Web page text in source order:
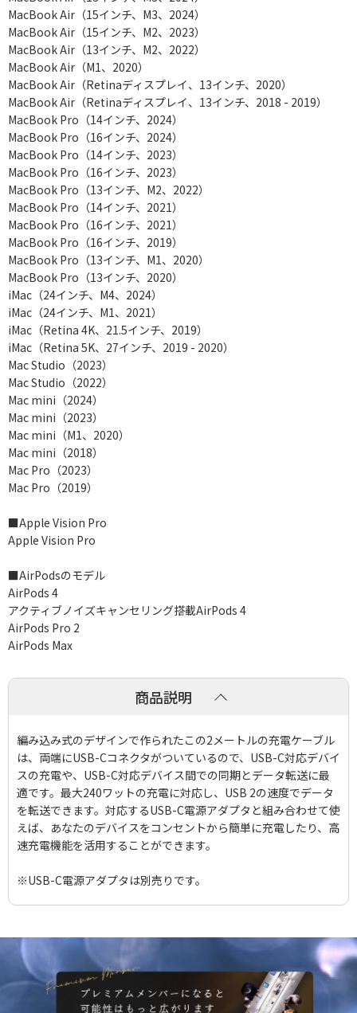
MacBook Air（15インチ、M3、2024）
MacBook Air（15インチ、M2、2023）
MacBook Air（13インチ、M2、2022）
MacBook Air（M1、2020）
MacBook Air（Retinaディスプレイ、13インチ、2020）
MacBook Air（Retinaディスプレイ、13インチ、2018 - 2019）
MacBook Pro（14インチ、2024）
MacBook Pro（16インチ、2024）
MacBook Pro（14インチ、2023）
MacBook Pro（16インチ、2023）
MacBook Pro（13インチ、M2、2022）
MacBook Pro（14インチ、2021）
MacBook Pro（16インチ、2021）
MacBook Pro（16インチ、2019）
MacBook Pro（13インチ、M1、2020）
MacBook Pro（13インチ、2020）
iMac（24インチ、M4、2024）
iMac（24インチ、M1、2021）
iMac（Retina 4K、21.5インチ、2019）
iMac（Retina 5K、27インチ、2019 - 2020）
Mac Studio（2023）
Mac Studio（2022）
Mac mini（2024）
Mac mini（2023）
Mac mini（M1、2020）
Mac mini（2018）
Mac Pro（2023）
Mac Pro（2019）
■Apple Vision Pro
Apple Vision Pro
■AirPodsのモデル
AirPods 4
アクティブノイズキャンセリング搭載AirPods 4
AirPods Pro 2
AirPods Max
商品説明
編み込み式のデザインで作られたこの2メートルの充電ケーブル
は、両端にUSB-Cコネクタがついているので、USB-C対応デバイ
スの充電や、USB-C対応デバイス間での同期とデータ転送に最
適です。最大240ワットの充電に対応し、USB 2の速度でデータ
を転送できます。対応するUSB-C電源アダプタと組み合わせて使
えば、あなたのデバイスをコンセントから簡単に充電したり、高
速充電機能を活用することができます。
※USB-C電源アダプタは別売りです。